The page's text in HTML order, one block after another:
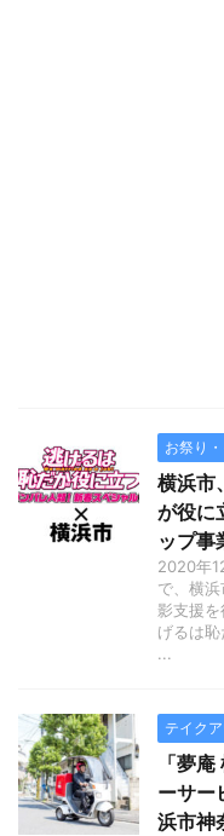
お祭り
横浜市
が役に
ップ事
2020年
で、横
影支援
げるは
...
テイク
「夢
ーサー
浜市神